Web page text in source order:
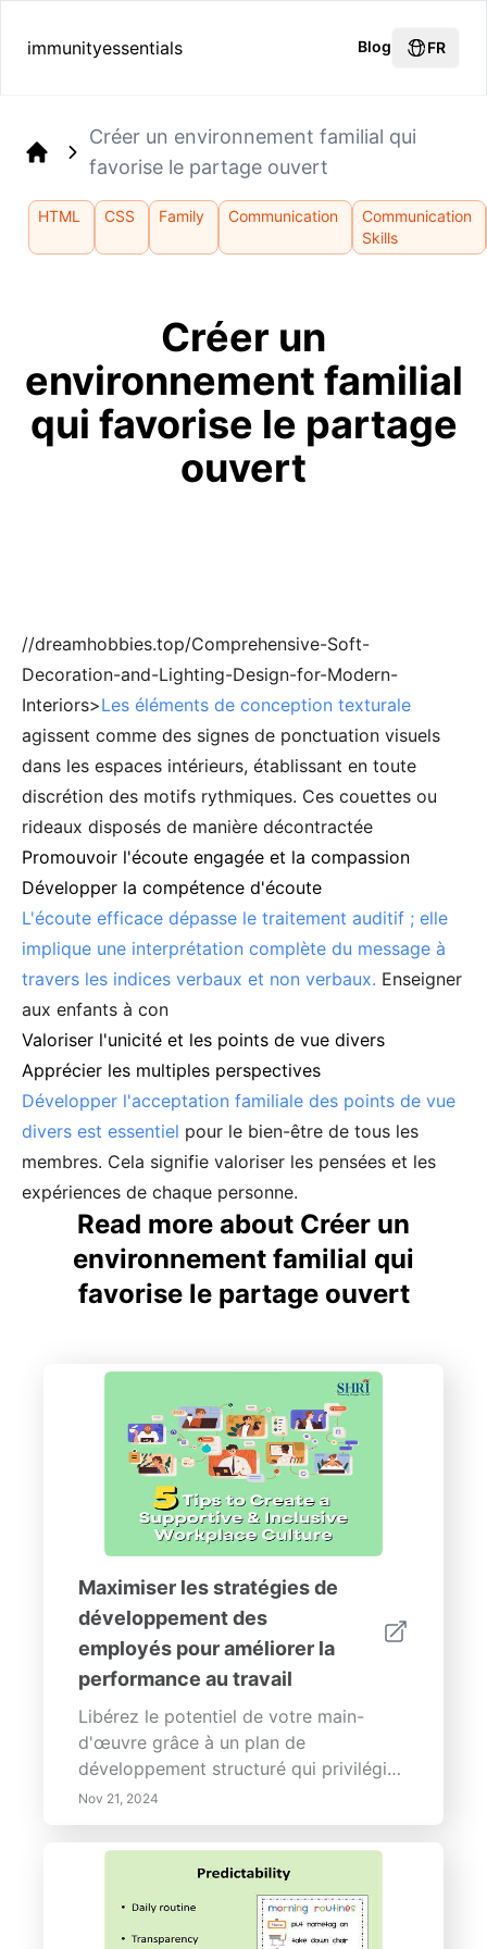
immunityessentials Blog FR
Créer un environnement familial qui
favorise le partage ouvert
HTML CSS Family Communication
Communication
Skills
Créer un
environnement familial
qui favorise le partage
ouvert
//dreamhobbies.top/Comprehensive-Soft-
Decoration-and-Lighting-Design-for-Modern-
Interiors>Les éléments de conception texturale
agissent comme des signes de ponctuation visuels
dans les espaces intérieurs, établissant en toute
discrétion des motifs rythmiques. Ces couettes ou
rideaux disposés de manière décontractée
Promouvoir l'écoute engagée et la compassion
Développer la compétence d'écoute
L'écoute efficace dépasse le traitement auditif ; elle
implique une interprétation complète du message à
travers les indices verbaux et non verbaux. Enseigner
aux enfants à con
Valoriser l'unicité et les points de vue divers
Apprécier les multiples perspectives
Développer l'acceptation familiale des points de vue
divers est essentiel pour le bien-être de tous les
membres. Cela signifie valoriser les pensées et les
expériences de chaque personne.
Read more about Créer un
environnement familial qui
favorise le partage ouvert
Maximiser les stratégies de
développement des
employés pour améliorer la
performance au travail
Libérez le potentiel de votre main-
d'œuvre grâce à un plan de
développement structuré qui privilégie
la croissance des employés et s'aligne
sur les objectifs organisationnels. Cette
page explore les composants essentiels
d'une stratégie de développement
efficace, en soulignant l'importance de
l'apprentissage continu, de l'intégration
Nov 21, 2024